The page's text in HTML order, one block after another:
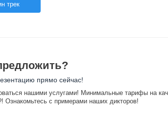
трек
прямо сейчас!
нашими услугами! Минимальные тарифы на
Ознакомьтесь с примерами наших дикторов!